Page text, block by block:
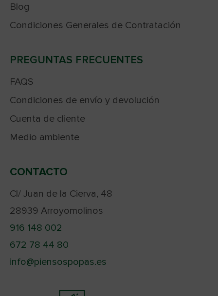
Blog
Condiciones Generales de Contratación
PREGUNTAS FRECUENTES
FAQS
Condiciones de envío y devolución
Cuenta de cliente
Medio ambiente
CONTACTO
Cl/ Juan de la Cierva, 48
28939 Arroyomolinos
916 148 002
672 78 44 80
info@piensospopas.es